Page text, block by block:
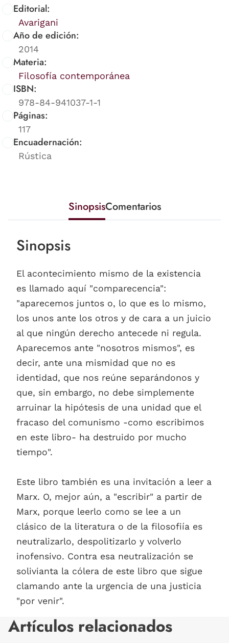
Editorial:
Avarigani
Año de edición:
2014
Materia:
Filosofía contemporánea
ISBN:
978-84-941037-1-1
Páginas:
117
Encuadernación:
Rústica
SinopsisComentarios
Sinopsis
El acontecimiento mismo de la existencia
es llamado aquí "comparecencia":
"aparecemos juntos o, lo que es lo mismo,
los unos ante los otros y de cara a un juicio
al que ningún derecho antecede ni regula.
Aparecemos ante "nosotros mismos", es
decir, ante una mismidad que no es
identidad, que nos reúne separándonos y
que, sin embargo, no debe simplemente
arruinar la hipótesis de una unidad que el
fracaso del comunismo -como escribimos
en este libro- ha destruido por mucho
tiempo".
Este libro también es una invitación a leer a
Marx. O, mejor aún, a "escribir" a partir de
Marx, porque leerlo como se lee a un
clásico de la literatura o de la filosofiía es
neutralizarlo, despolitizarlo y volverlo
inofensivo. Contra esa neutralización se
solivianta la cólera de este libro que sigue
clamando ante la urgencia de una justicia
"por venir".
Artículos relacionados